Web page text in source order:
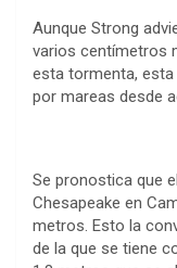
Aunque Strong
varios centímetros
esta tormenta, esta
por mareas desde
Se pronostica que
Chesapeake en
metros. Esto la
de la que se tiene